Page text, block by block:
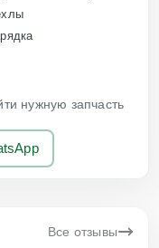
нужную запчасть
Все отзывы